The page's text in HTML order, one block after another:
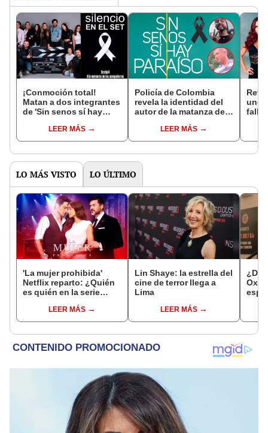
¡Conmoción total!
Matan a dos integrantes
de 'Sin senos sí hay
plena grabación de la
telenovela
LEER MÁS
Policía de Colombia
revela la identidad del
autor de la matanza de
senos sí hay paraíso' en
pleno rodaje
LEER MÁS
uno
LO MÁS VISTO LO ÚLTIMO
'La mujer prohibida'
Netflix reparto: ¿Quién
es quién en la serie
protagonizada por
Valerie Domínguez?
LEER MÁS
Lin Shaye: la estrella del
cine de terror llega a
Lima
LEER MÁS